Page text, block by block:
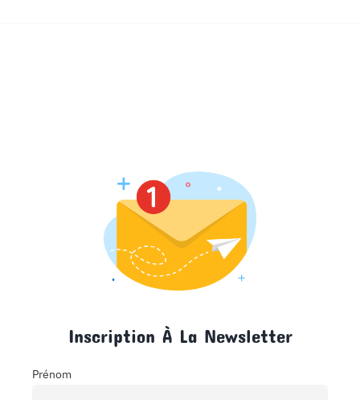
Inscription À La Newsletter
Prénom